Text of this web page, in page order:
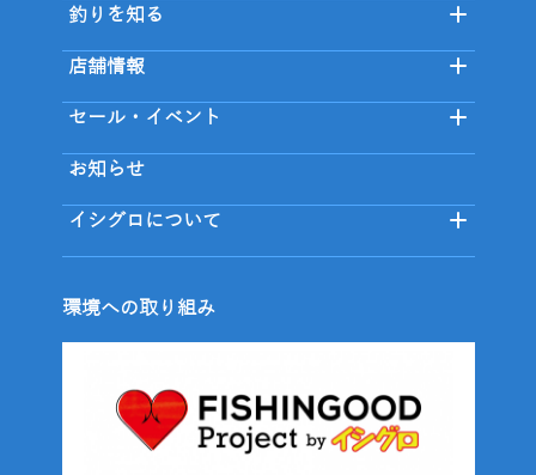
釣りを知る
店舗情報
セール・イベント
お知らせ
イシグロについて
環境への取り組み